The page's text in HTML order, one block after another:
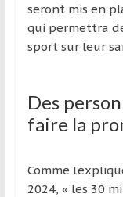
seront mis en
qui permettra
sport sur leur
Des
faire la
Comme
2024, « les 30